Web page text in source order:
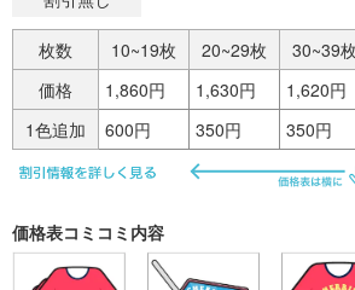
枚数 10~19枚 20~29枚 30~39枚
価格
1,860円 1,630円 1,620円
1色追加
600円 350円 350円
価格表コミコミ内容